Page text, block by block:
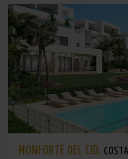
MONFORTE DEL CID.